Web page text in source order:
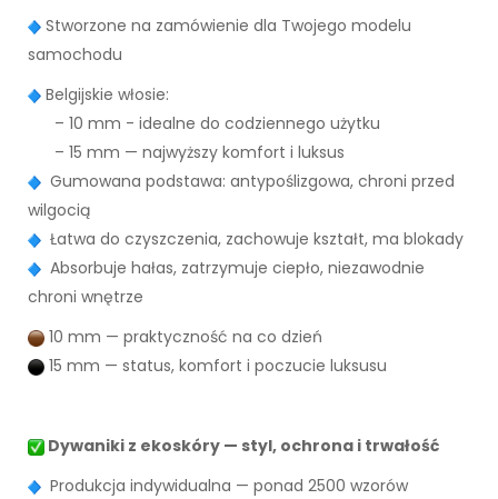
Stworzone na zamówienie dla Twojego modelu
samochodu
Belgijskie włosie:
– 10 mm - idealne do codziennego użytku
– 15 mm — najwyższy komfort i luksus
Gumowana podstawa: antypoślizgowa, chroni przed
wilgocią
Łatwa do czyszczenia, zachowuje kształt, ma blokady
Absorbuje hałas, zatrzymuje ciepło, niezawodnie
chroni wnętrze
10 mm — praktyczność na co dzień
15 mm — status, komfort i poczucie luksusu
Dywaniki z ekoskóry — styl, ochrona i trwałość
Produkcja indywidualna — ponad 2500 wzorów